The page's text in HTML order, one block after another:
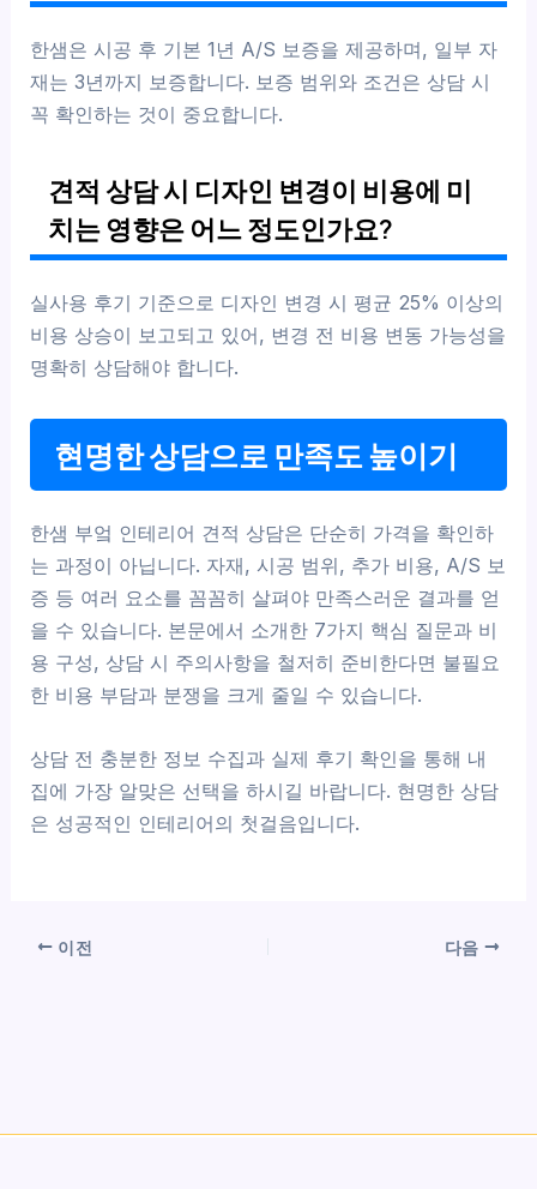
한샘은 시공 후 기본 1년 A/S 보증을 제공하며, 일부 자
재는 3년까지 보증합니다. 보증 범위와 조건은 상담 시
꼭 확인하는 것이 중요합니다.
견적 상담 시 디자인 변경이 비용에 미
치는 영향은 어느 정도인가요?
실사용 후기 기준으로 디자인 변경 시 평균 25% 이상의
비용 상승이 보고되고 있어, 변경 전 비용 변동 가능성을
명확히 상담해야 합니다.
현명한 상담으로 만족도 높이기
한샘 부엌 인테리어 견적 상담은 단순히 가격을 확인하
는 과정이 아닙니다. 자재, 시공 범위, 추가 비용, A/S 보
증 등 여러 요소를 꼼꼼히 살펴야 만족스러운 결과를 얻
을 수 있습니다. 본문에서 소개한 7가지 핵심 질문과 비
용 구성, 상담 시 주의사항을 철저히 준비한다면 불필요
한 비용 부담과 분쟁을 크게 줄일 수 있습니다.
상담 전 충분한 정보 수집과 실제 후기 확인을 통해 내
집에 가장 알맞은 선택을 하시길 바랍니다. 현명한 상담
은 성공적인 인테리어의 첫걸음입니다.
이전 다음